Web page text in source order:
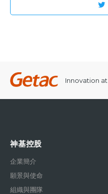
Innovation
神基控股
企業簡介
願景與使命
組織與團隊